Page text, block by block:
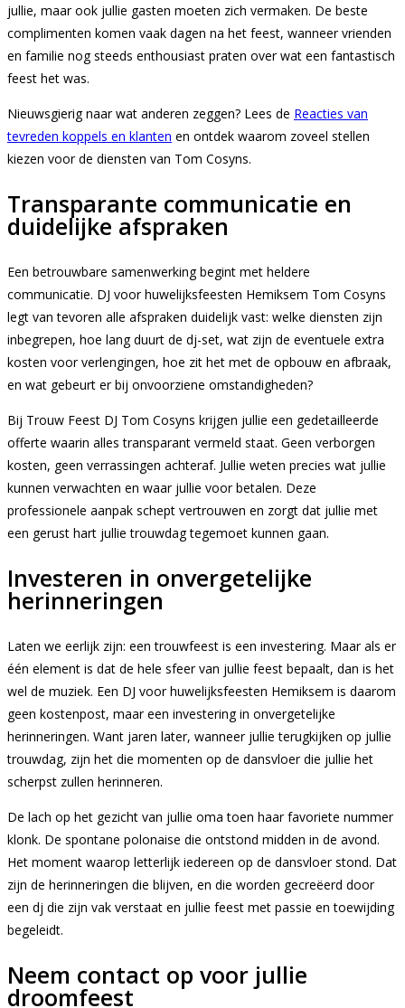
jullie, maar ook jullie gasten moeten zich vermaken. De beste
complimenten komen vaak dagen na het feest, wanneer vrienden
en familie nog steeds enthousiast praten over wat een fantastisch
feest het was.
Nieuwsgierig naar wat anderen zeggen? Lees de Reacties van
tevreden koppels en klanten en ontdek waarom zoveel stellen
kiezen voor de diensten van Tom Cosyns.
Transparante communicatie en
duidelijke afspraken
Een betrouwbare samenwerking begint met heldere
communicatie. DJ voor huwelijksfeesten Hemiksem Tom Cosyns
legt van tevoren alle afspraken duidelijk vast: welke diensten zijn
inbegrepen, hoe lang duurt de dj-set, wat zijn de eventuele extra
kosten voor verlengingen, hoe zit het met de opbouw en afbraak,
en wat gebeurt er bij onvoorziene omstandigheden?
Bij Trouw Feest DJ Tom Cosyns krijgen jullie een gedetailleerde
offerte waarin alles transparant vermeld staat. Geen verborgen
kosten, geen verrassingen achteraf. Jullie weten precies wat jullie
kunnen verwachten en waar jullie voor betalen. Deze
professionele aanpak schept vertrouwen en zorgt dat jullie met
een gerust hart jullie trouwdag tegemoet kunnen gaan.
Investeren in onvergetelijke
herinneringen
Laten we eerlijk zijn: een trouwfeest is een investering. Maar als er
één element is dat de hele sfeer van jullie feest bepaalt, dan is het
wel de muziek. Een DJ voor huwelijksfeesten Hemiksem is daarom
geen kostenpost, maar een investering in onvergetelijke
herinneringen. Want jaren later, wanneer jullie terugkijken op jullie
trouwdag, zijn het die momenten op de dansvloer die jullie het
scherpst zullen herinneren.
De lach op het gezicht van jullie oma toen haar favoriete nummer
klonk. De spontane polonaise die ontstond midden in de avond.
Het moment waarop letterlijk iedereen op de dansvloer stond. Dat
zijn de herinneringen die blijven, en die worden gecreëerd door
een dj die zijn vak verstaat en jullie feest met passie en toewijding
begeleidt.
Neem contact op voor jullie
droomfeest